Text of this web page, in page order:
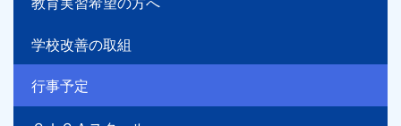
学校改善の取組
行事予定